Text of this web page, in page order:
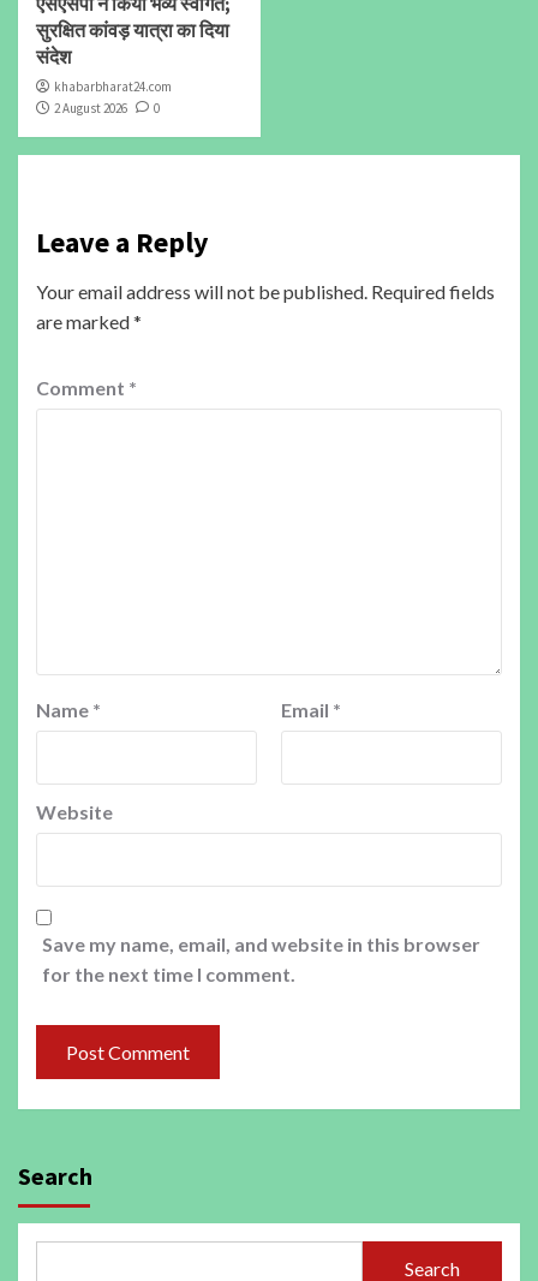
सुरक्षित कांवड़ यात्रा का दिया
संदेश
khabarbharat24.com
2 August 2026
0
Leave a Reply
Your email address will not be published. Required fields
are marked*
Comment *
Name * Email *
Website
Save my name, email, and website in this browser
for the next time I comment.
Search
Search